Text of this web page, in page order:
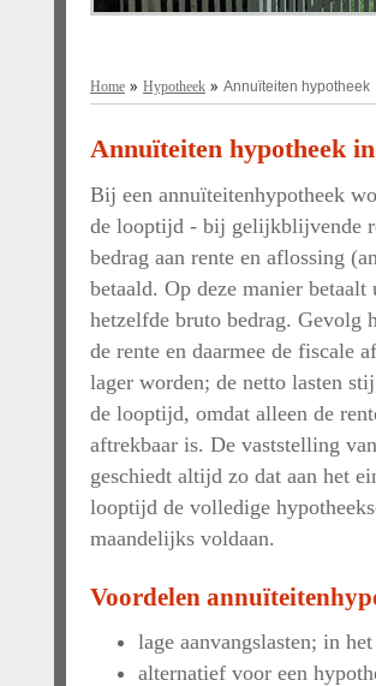
Home Hypotheek Annuïteiten hypotheek
Annuïteiten hypotheek
Bij een annuïteitenhypotheek
de looptijd - bij gelijkblijvende
bedrag aan rente en aflossing
betaald. Op deze manier betaalt
hetzelfde bruto bedrag. Gevolg
de rente en daarmee de fiscale
lager worden; de netto lasten
de looptijd, omdat alleen de
aftrekbaar is. De vaststelling
geschiedt altijd zo dat aan het
looptijd de volledige
maandelijks voldaan.
Voordelen
lage aanvangslasten; in
alternatief voor een